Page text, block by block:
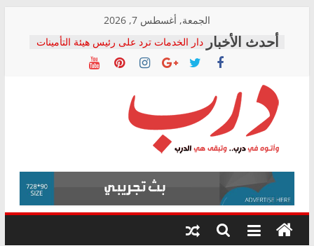
content
الجمعة, أغسطس 7, 2026
المجلس القومي لحقوق الإنسان يعلن
متابعة قضية الدكتور محمد زهران.. ويؤكد:
قرينة البراءة وضمانات المحاكمة العادلة
حق أصيل
بعد مؤتمره الصحفي: إنكار الأزمة لا ينهي
معاناة أصحاب المعاشات.. ونطالب بكشف
الشركة المنفذة
فرحات سليمان يكتب: القطاع الصحي إلى
أين؟
في الصحة” بالإسكندرية لرصد الانتهاكات
ودعم المرضى
صور .. اعتماد الرسومات النهائية للقرار
الوزاري لمدينة الصحفيين.. وانتهاء أعمال
إنشاء المبنى الإداري
درب
وأتوه
درب..
وتبقى
هي